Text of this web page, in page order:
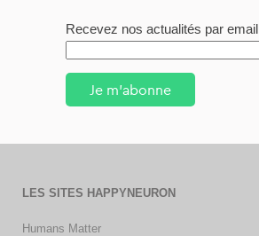
Recevez nos actualités par email
Je m'abonne
LES SITES HAPPYNEURON
Humans Matter